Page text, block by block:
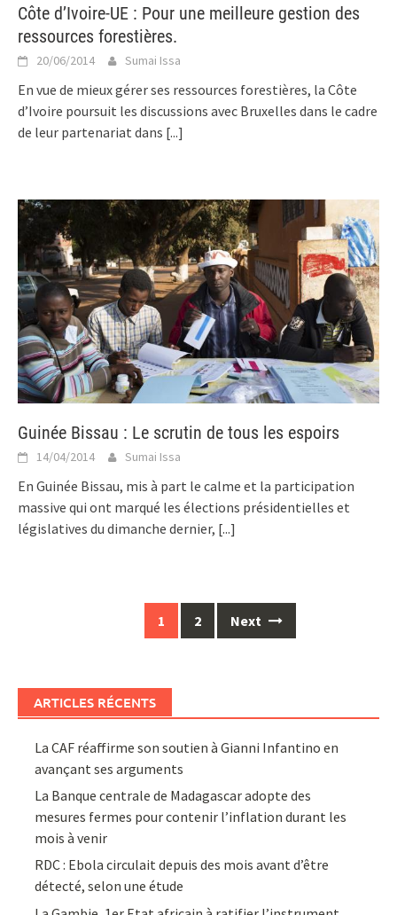
Côte d’Ivoire-UE : Pour une meilleure gestion des
ressources forestières.
20/06/2014 Sumai Issa
En vue de mieux gérer ses ressources forestières, la Côte
d’Ivoire poursuit les discussions avec Bruxelles dans le cadre
de leur partenariat dans [...]
Guinée Bissau : Le scrutin de tous les espoirs
14/04/2014 Sumai Issa
En Guinée Bissau, mis à part le calme et la participation
massive qui ont marqué les élections présidentielles et
législatives du dimanche dernier, [...]
1 2 Next
ARTICLES RÉCENTS
La CAF réaffirme son soutien à Gianni Infantino en
avançant ses arguments
La Banque centrale de Madagascar adopte des
mesures fermes pour contenir l’inflation durant les
mois à venir
RDC : Ebola circulait depuis des mois avant d’être
détecté, selon une étude